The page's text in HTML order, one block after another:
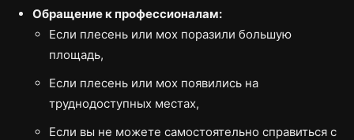
Обращение к профессионалам:
Если плесень или мох поразили большую
площадь,
Если плесень или мох появились на
труднодоступных местах,
Если вы не можете самостоятельно справиться с